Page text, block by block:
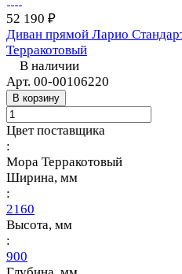
52 190 ₽
Диван прямой Ларио
Терракотовый
В наличии
Арт. 00-00106220
В корзину
Цвет поставщика
:
Мора Терракотовый
Ширина, мм
:
2160
Высота, мм
:
900